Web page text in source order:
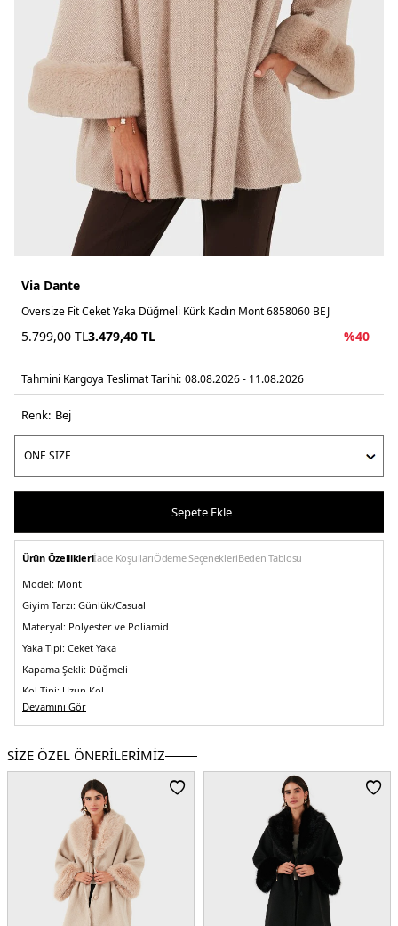
Via Dante
Oversize Fit Ceket Yaka Düğmeli Kürk Kadın Mont 6858060 BEJ
5.799,00TL3.479,40 TL %40
Tahmini Kargoya Teslimat Tarihi: 08.08.2026 - 11.08.2026
Renk: bej
Sepete Ekle
Ürün Özellikleriİade KoşullarıÖdeme SeçenekleriBeden Tablosu
Model: Mont
Giyim Tarzı: Günlük/Casual
Materyal: Polyester ve Poliamid
Yaka Tipi: Ceket Yaka
Kapama Şekli: Düğmeli
Kol Tipi: Uzun Kol
Astar Durumu:
Manken Bedeni:Boy : 1.80 cm / Göğüs : 80 cm / Bel : 60 cm / Basen : 89 cm /
Beden : Onesıze
İtalya
5DK26858060.17
Devamını Gör
SİZE ÖZEL ÖNERİLERİMİZ